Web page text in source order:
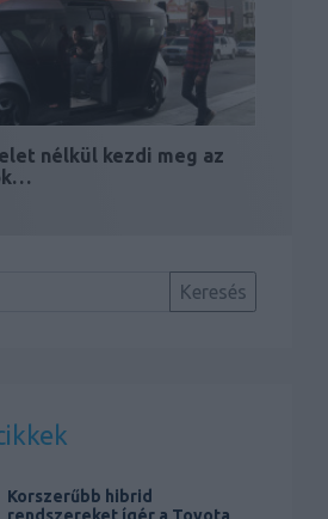
nélkül kezdi meg az
Korszerűbb hibrid